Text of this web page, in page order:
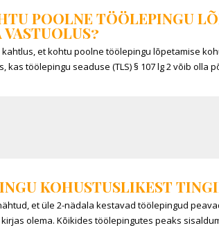
POOLNE TÖÖLEPINGU
et kohtu poolne töölepingu lõpetamise
töölepingu seaduse (TLS) § 107 lg 2 võib olla
KOHUSTUSLIKEST
et üle 2-nädala kestavad töölepingud
olema. Kõikides töölepingutes peaks